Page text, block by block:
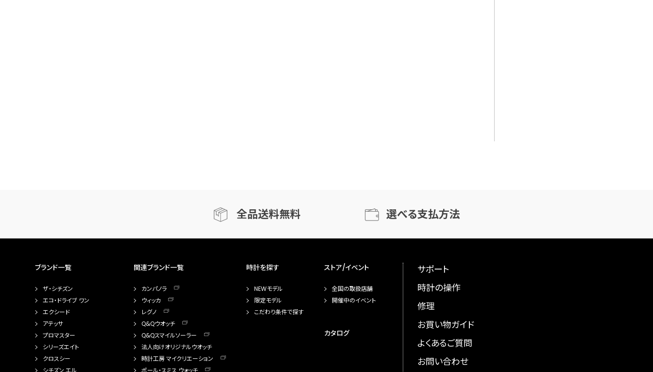
全品送料無料 選べる支払方法
ブランド一覧
ザ・シチズン
エコ・ドライブ ワン
エクシード
アテッサ
プロマスター
シリーズエイト
クロスシー
シチズン エル
関連ブランド一覧
カンパノラ
ウィッカ
レグノ
Q&Qウオッチ
Q&Qスマイルソーラー
法人向けオリジナルウオッチ
時計工房 マイクリエーション
ポール・スミス ウォッチ
時計を探す
NEWモデル
限定モデル
こだわり条件で探す
ストア/イベント
全国の取扱店舗
開催中のイベント
カタログ
サポート
時計の操作
修理
お買い物ガイド
よくあるご質問
お問い合わせ